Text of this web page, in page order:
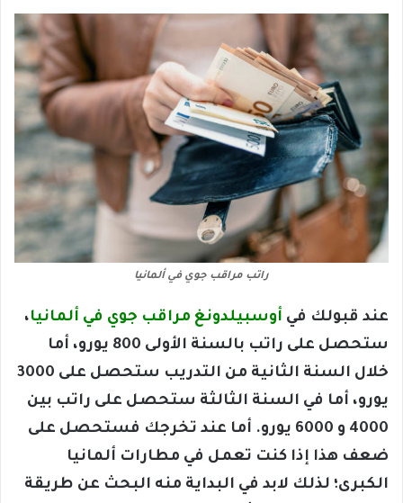
راتب مراقب جوي في ألمانيا
عند قبولك في أوسبيلدونغ مراقب جوي في ألمانيا،
ستحصل على راتب بالسنة الأولى 800 يورو، أما
خلال السنة الثانية من التدريب ستحصل على 3000
يورو، أما في السنة الثالثة ستحصل على راتب بين
4000 و 6000 يورو. أما عند تخرجك فستحصل على
ضعف هذا إذا كنت تعمل في مطارات ألمانيا
الكبرى؛ لذلك لابد في البداية منه البحث عن طريقة